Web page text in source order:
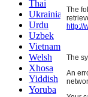
Thai
Ukrainian
Urdu
Uzbek
Vietnamese
Welsh
Xhosa
Yiddish
Yoruba